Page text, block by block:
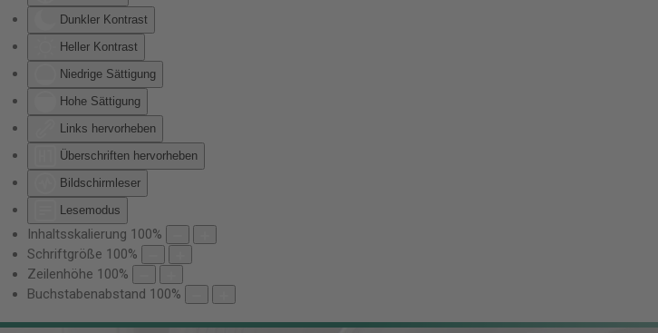
Dunkler Kontrast
Heller Kontrast
Niedrige Sättigung
Hohe Sättigung
Links hervorheben
Überschriften hervorheben
Bildschirmleser
Lesemodus
Inhaltsskalierung 100%
Schriftgröße 100%
Zeilenhöhe 100%
Buchstabenabstand 100%